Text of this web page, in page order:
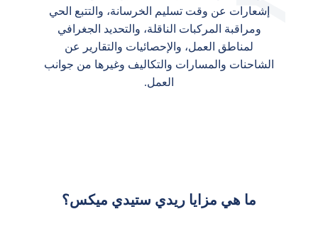
إشعارات عن وقت تسليم الخرسانة، والتتبع الحي
ومراقبة المركبات الناقلة، والتحديد الجغرافي
لمناطق العمل، والإحصائيات والتقارير عن
الشاحنات والمسارات والتكاليف وغيرها من جوانب
العمل.
ما هي مزايا ريدي ستيدي ميكس؟